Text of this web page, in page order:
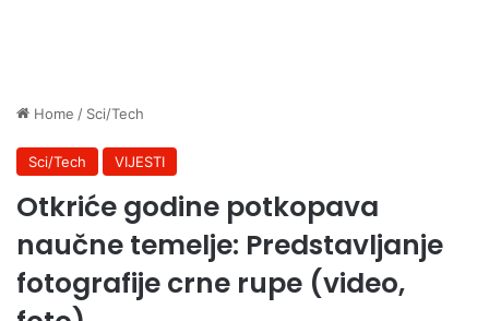
Home / Sci/Tech
Sci/Tech VIJESTI
Otkriće godine potkopava
naučne temelje: Predstavljanje
fotografije crne rupe (video,